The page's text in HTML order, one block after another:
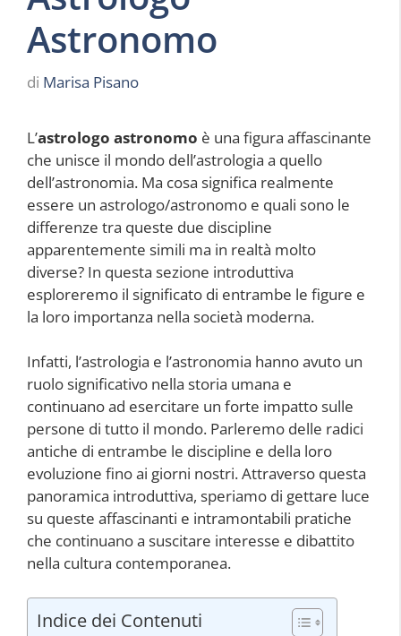
Astronomo
di Marisa Pisano
L’astrologo astronomo è una figura affascinante
che unisce il mondo dell’astrologia a quello
dell’astronomia. Ma cosa significa realmente
essere un astrologo/astronomo e quali sono le
differenze tra queste due discipline
apparentemente simili ma in realtà molto
diverse? In questa sezione introduttiva
esploreremo il significato di entrambe le figure e
la loro importanza nella società moderna.
Infatti, l’astrologia e l’astronomia hanno avuto un
ruolo significativo nella storia umana e
continuano ad esercitare un forte impatto sulle
persone di tutto il mondo. Parleremo delle radici
antiche di entrambe le discipline e della loro
evoluzione fino ai giorni nostri. Attraverso questa
panoramica introduttiva, speriamo di gettare luce
su queste affascinanti e intramontabili pratiche
che continuano a suscitare interesse e dibattito
nella cultura contemporanea.
Indice dei Contenuti